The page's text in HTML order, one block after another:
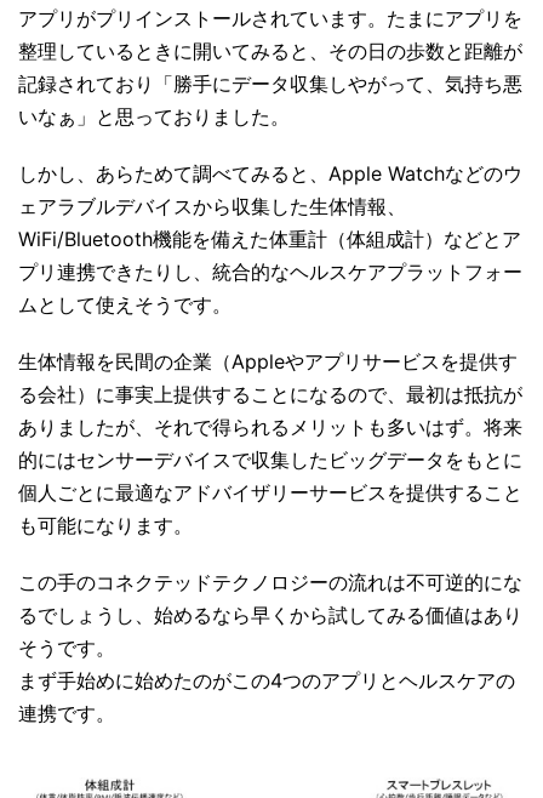
アプリがプリインストールされています。たまにアプリを
整理しているときに開いてみると、その日の歩数と距離が
記録されており「勝手にデータ収集しやがって、気持ち悪
いなぁ」と思っておりました。
しかし、あらためて調べてみると、Apple Watchなどのウ
ェアラブルデバイスから収集した生体情報、
WiFi/Bluetooth機能を備えた体重計（体組成計）などとア
プリ連携できたりし、統合的なヘルスケアプラットフォー
ムとして使えそうです。
生体情報を民間の企業（Appleやアプリサービスを提供す
る会社）に事実上提供することになるので、最初は抵抗が
ありましたが、それで得られるメリットも多いはず。将来
的にはセンサーデバイスで収集したビッグデータをもとに
個人ごとに最適なアドバイザリーサービスを提供すること
も可能になります。
この手のコネクテッドテクノロジーの流れは不可逆的にな
るでしょうし、始めるなら早くから試してみる価値はあり
そうです。
まず手始めに始めたのがこの4つのアプリとヘルスケアの
連携です。